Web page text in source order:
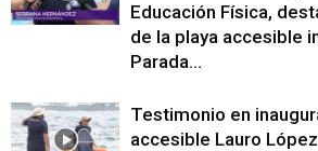
Educación Física,
de la playa accesible
Parada...
Testimonio en
accesible Lauro